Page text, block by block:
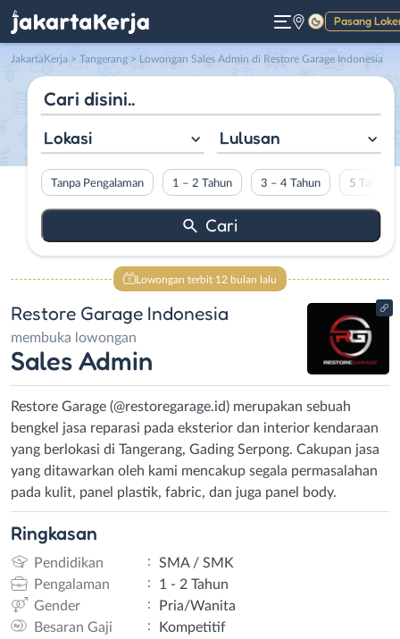
Pasang
Gelap
JakartaKerja > Tangerang > Lowongan Sales Admin di Restore Garage Indonesia
Lokasi Lulusan
Tanpa Pengalaman 1 – 2 Tahun 3 – 4 Tahun 5 Tahun
Lowongan terbit 12 bulan lalu
Restore Garage Indonesia
membuka lowongan
Sales Admin
Restore Garage (@restoregarage.id) merupakan sebuah
bengkel jasa reparasi pada eksterior dan interior kendaraan
yang berlokasi di Tangerang, Gading Serpong. Cakupan jasa
yang ditawarkan oleh kami mencakup segala permasalahan
pada kulit, panel plastik, fabric, dan juga panel body.
Ringkasan
Pendidikan :
SMA / SMK
Pengalaman
:
1 - 2 Tahun
Gender
:
Pria/Wanita
Besaran Gaji
:
Kompetitif